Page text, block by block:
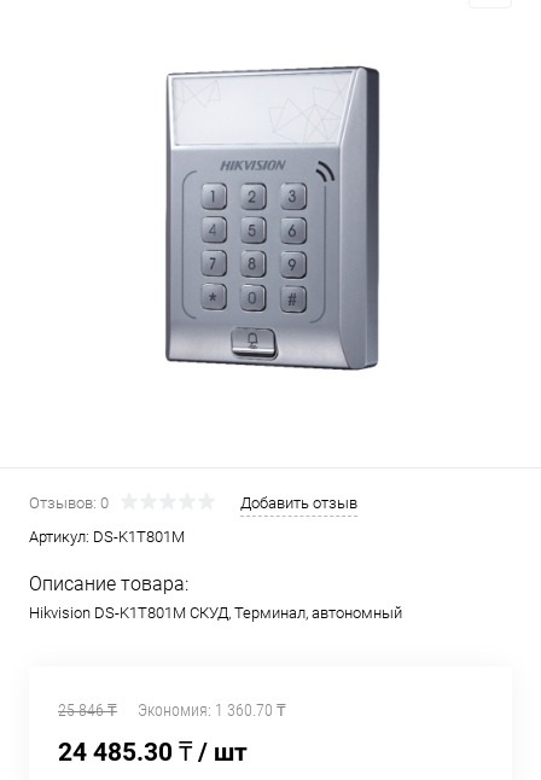
Отзывов: 0
Добавить отзыв
Артикул: DS-K1T801M
Описание товара:
Hikvision DS-K1T801M СКУД, Терминал, автономный
25 846 ₸ Экономия: 1 360.70 ₸
24 485.30 ₸ / шт